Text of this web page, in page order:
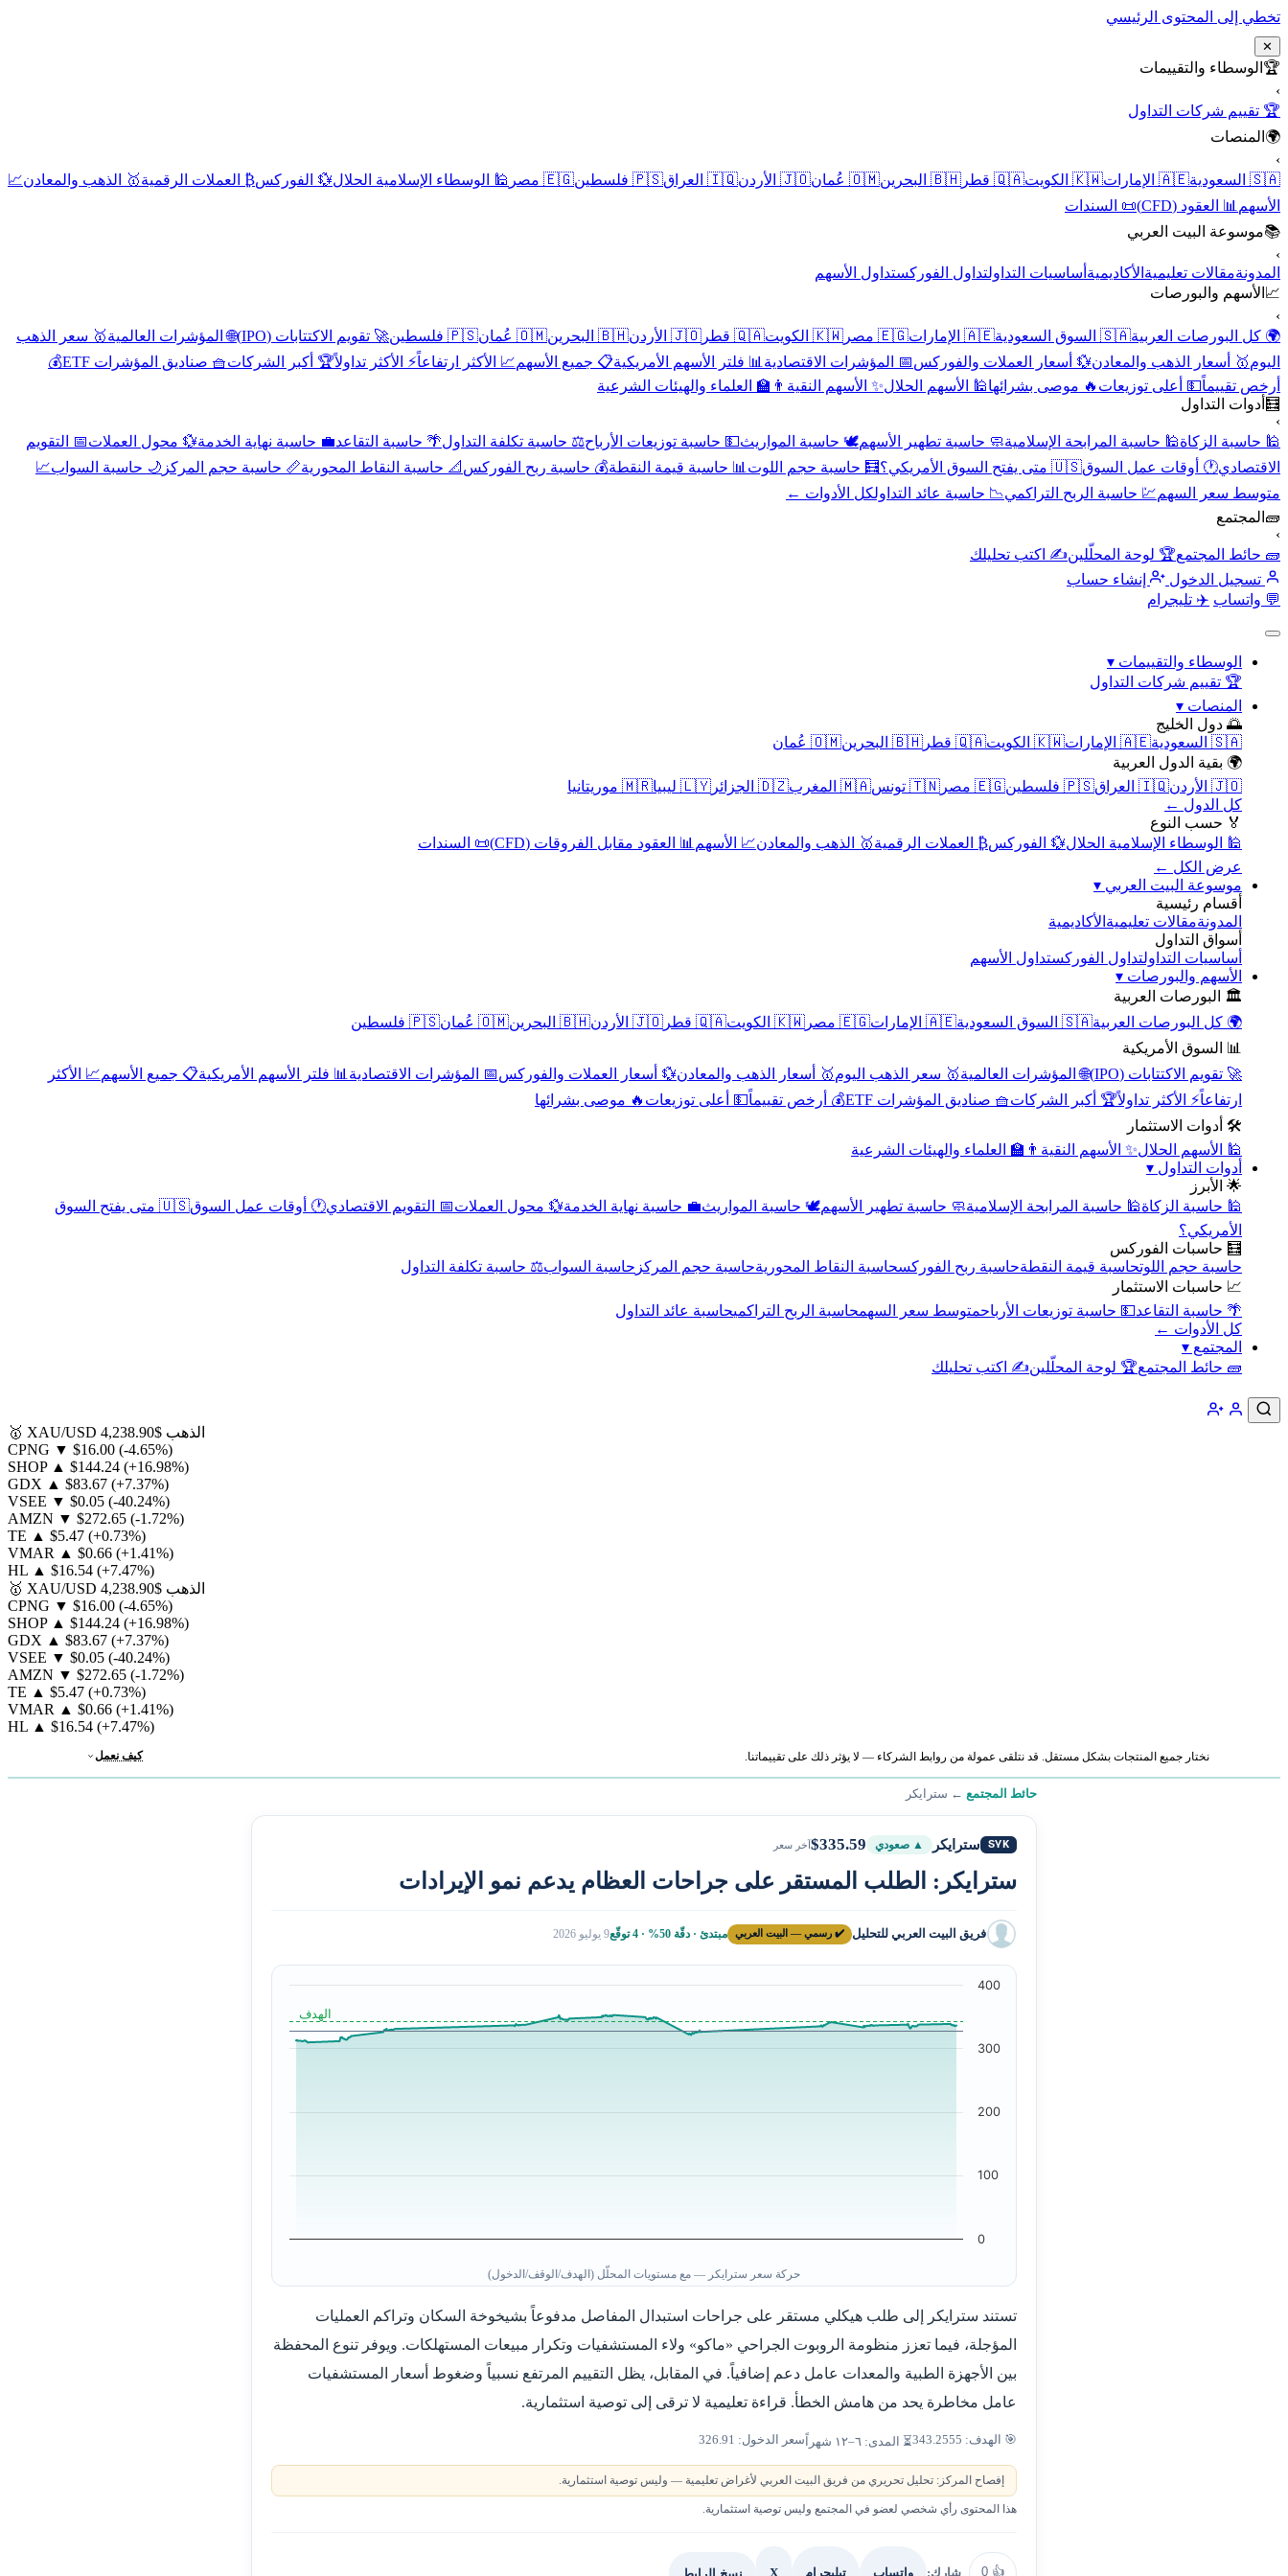
تخطي إلى المحتوى الرئيسي
✕
🏆 الوسطاء والتقييمات
›
🏆 تقييم شركات التداول
🌍 المنصات
›
🇸🇦 السعودية
🇦🇪 الإمارات 🇰🇼 الكويت 🇶🇦 قطر 🇧🇭 البحرين 🇴🇲 عُمان 🇯🇴 الأردن 🇮🇶 العراق 🇵🇸 فلسطين 🇪🇬 مصر 🕌 الوسطاء الإسلامية الحلال💱 الفوركس₿ العملات الرقمية🥇 الذهب والمعادن📈
الأسهم 📊 العقود (CFD)
📜 السندات
📚موسوعة البيت العربي
›
المدونةمقالات تعليمية الأكاديمية أساسيات التداولتداول الفوركستداول الأسهم
📈 الأسهم والبورصات
›
🌍 كل البورصات العربية🇸🇦 السوق السعودية 🇦🇪 الإمارات 🇪🇬 مصر 🇰🇼 الكويت 🇶🇦 قطر 🇯🇴 الأردن 🇧🇭 البحرين 🇴🇲 عُمان 🇵🇸 فلسطين 🚀 تقويم الاكتتابات (IPO) 🌐 المؤشرات العالمية🥇 سعر الذهب
اليوم🥇 أسعار الذهب والمعادن💱 أسعار العملات والفوركس📅 المؤشرات الاقتصادية 📊 فلتر الأسهم الأمريكية📋 جميع الأسهم📈 الأكثر ارتفاعاً⚡ الأكثر تداولاً🏆 أكبر الشركات🧺 صناديق المؤشرات ETF
💰
أرخص تقييماً💵 أعلى توزيعات 🔥 موصى بشرائها🕌 الأسهم الحلال✨ الأسهم النقية 👨‍🏫 العلماء والهيئات الشرعية
🧮 أدوات التداول
›
🕌 حاسبة الزكاة🕌 حاسبة المرابحة الإسلامية🧼 حاسبة تطهير الأسهم🕊️ حاسبة المواريث💵 حاسبة توزيعات الأرباح⚖️ حاسبة تكلفة التداول🌴 حاسبة التقاعد💼 حاسبة نهاية الخدمة💱 محول العملات📅 التقويم
الاقتصادي🕐 أوقات عمل السوق🇺🇸 متى يفتح السوق الأمريكي؟ 🧮 حاسبة حجم اللوت 📊 حاسبة قيمة النقطة💰 حاسبة ربح الفوركس 📐 حاسبة النقاط المحورية📏 حاسبة حجم المركز 🌙 حاسبة السواب📈
متوسط سعر السهم💹 حاسبة الربح التراكمي📉 حاسبة عائد التداولكل الأدوات ←
🧱 المجتمع
›
🧱 حائط المجتمع🏆 لوحة المحلّلين✍️ اكتب تحليلك
تسجيل الدخول
إنشاء حساب
💬 واتساب ✈️ تليجرام
الوسطاء والتقييمات ▾
🏆 تقييم شركات التداول
المنصات ▾
🌅 دول الخليج
🇸🇦 السعودية
🇦🇪 الإمارات 🇰🇼 الكويت 🇶🇦 قطر 🇧🇭 البحرين
🇴🇲 عُمان
🌍 بقية الدول العربية
🇯🇴 الأردن
🇮🇶 العراق 🇵🇸 فلسطين 🇪🇬 مصر 🇹🇳 تونس 🇲🇦 المغرب 🇩🇿 الجزائر 🇱🇾 ليبيا
🇲🇷 موريتانيا
كل الدول ←
🏅 حسب النوع
🕌 الوسطاء الإسلامية الحلال💱 الفوركس₿ العملات الرقمية🥇 الذهب والمعادن📈 الأسهم 📊 العقود مقابل الفروقات (CFD)
📜 السندات
عرض الكل ←
موسوعة البيت العربي ▾
أقسام رئيسية
المدونةمقالات تعليمية الأكاديمية
أسواق التداول
أساسيات التداولتداول الفوركستداول الأسهم
الأسهم والبورصات ▾
🏛️ البورصات العربية
🌍 كل البورصات العربية🇸🇦 السوق السعودية 🇦🇪 الإمارات 🇪🇬 مصر 🇰🇼 الكويت 🇶🇦 قطر 🇯🇴 الأردن 🇧🇭 البحرين 🇴🇲 عُمان
🇵🇸 فلسطين
📊 السوق الأمريكية
🚀 تقويم الاكتتابات (IPO)
🌐 المؤشرات العالمية🥇 سعر الذهب اليوم🥇 أسعار الذهب والمعادن💱 أسعار العملات والفوركس📅 المؤشرات الاقتصادية 📊 فلتر الأسهم الأمريكية📋 جميع الأسهم📈 الأكثر
ارتفاعاً⚡ الأكثر تداولاً🏆 أكبر الشركات🧺 صناديق المؤشرات ETF 💰 أرخص تقييماً💵 أعلى توزيعات 🔥 موصى بشرائها
🛠️ أدوات الاستثمار
🕌 الأسهم الحلال✨ الأسهم النقية 👨‍🏫 العلماء والهيئات الشرعية
أدوات التداول ▾
🌟 الأبرز
🕌 حاسبة الزكاة🕌 حاسبة المرابحة الإسلامية🧼 حاسبة تطهير الأسهم🕊️ حاسبة المواريث💼 حاسبة نهاية الخدمة💱 محول العملات📅 التقويم الاقتصادي🕐 أوقات عمل السوق
🇺🇸 متى يفتح السوق
الأمريكي؟
🧮 حاسبات الفوركس
حاسبة حجم اللوتحاسبة قيمة النقطةحاسبة ربح الفوركسحاسبة النقاط المحوريةحاسبة حجم المركز حاسبة السواب⚖️ حاسبة تكلفة التداول
📈 حاسبات الاستثمار
🌴 حاسبة التقاعد💵 حاسبة توزيعات الأرباحمتوسط سعر السهمحاسبة الربح التراكميحاسبة عائد التداول
كل الأدوات ←
المجتمع ▾
🧱 حائط المجتمع🏆 لوحة المحلّلين✍️ اكتب تحليلك
🥇 XAU/USD الذهب $4,238.90
CPNG ▼ $16.00 (-4.65%)
SHOP ▲ $144.24 (+16.98%)
GDX ▲ $83.67 (+7.37%)
VSEE ▼ $0.05 (-40.24%)
AMZN ▼ $272.65 (-1.72%)
TE ▲ $5.47 (+0.73%)
VMAR ▲ $0.66 (+1.41%)
HL ▲ $16.54 (+7.47%)
🥇 XAU/USD الذهب $4,238.90
CPNG ▼ $16.00 (-4.65%)
SHOP ▲ $144.24 (+16.98%)
GDX ▲ $83.67 (+7.37%)
VSEE ▼ $0.05 (-40.24%)
AMZN ▼ $272.65 (-1.72%)
TE ▲ $5.47 (+0.73%)
VMAR ▲ $0.66 (+1.41%)
HL ▲ $16.54 (+7.47%)
نختار جميع المنتجات بشكل مستقل. قد نتلقى عمولة من روابط الشركاء — لا يؤثر ذلك على تقييماتنا. كيف نعمل
حائط المجتمع ← سترايكر
SYK سترايكر ▲ صعودي $335.59آخر سعر
سترايكر: الطلب المستقر على جراحات العظام يدعم نمو الإيرادات
فريق البيت العربي للتحليل ✔️ رسمي — البيت العربي مبتدئ · دقّة 50% · 4 توقّع 9 يوليو 2026
الهدف
0
100
200
300
400
حركة سعر سترايكر — مع مستويات المحلّل (الهدف/الوقف/الدخول)
تستند سترايكر إلى طلب هيكلي مستقر على جراحات استبدال المفاصل مدفوعاً بشيخوخة السكان وتراكم العمليات
المؤجلة، فيما تعزز منظومة الروبوت الجراحي «ماكو» ولاء المستشفيات وتكرار مبيعات المستهلكات. ويوفر تنوع المحفظة
بين الأجهزة الطبية والمعدات عامل دعم إضافياً. في المقابل، يظل التقييم المرتفع نسبياً وضغوط أسعار المستشفيات
عامل مخاطرة يحد من هامش الخطأ. قراءة تعليمية لا ترقى إلى توصية استثمارية.
🎯 الهدف: 343.2555 ⏳ المدى: ٦–١٢ شهراً سعر الدخول: 326.91
إفصاح المركز: تحليل تحريري من فريق البيت العربي لأغراض تعليمية — وليس توصية استثمارية.
هذا المحتوى رأي شخصي لعضو في المجتمع وليس توصية استثمارية.
👍
0 شارك: واتساب تيليجرام X نسخ الرابط